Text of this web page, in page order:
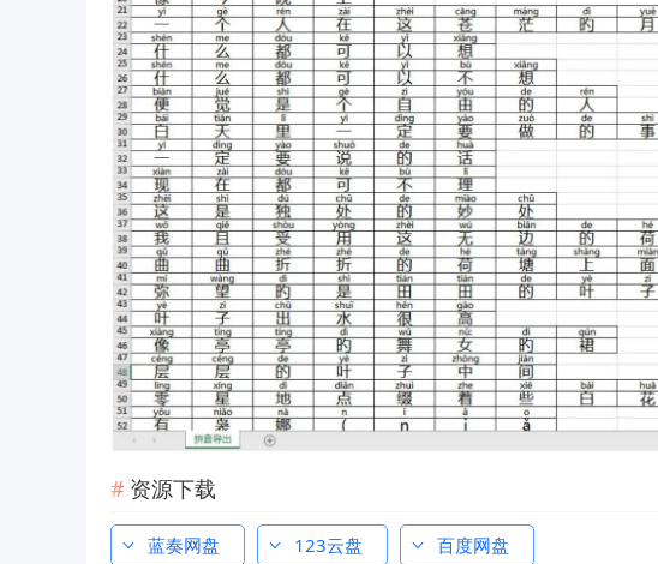
资源下载
蓝奏网盘 123云盘 百度网盘